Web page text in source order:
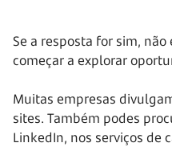
Se a resposta for sim,
começar a explorar
Muitas empresas
sites. Também podes
LinkedIn, nos serviços de